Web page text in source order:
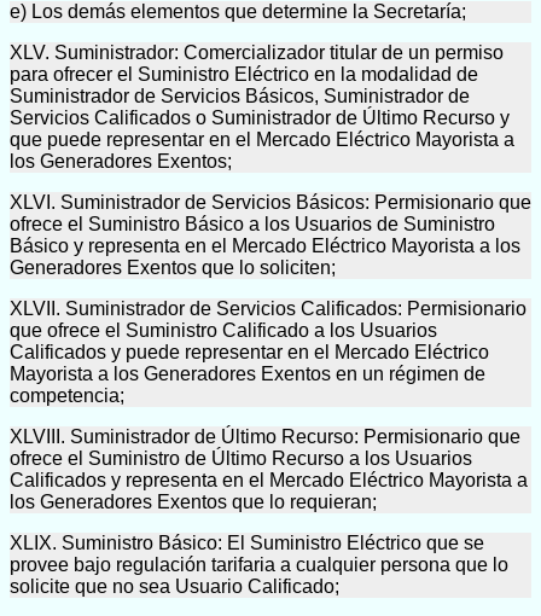
e) Los demás elementos que determine la Secretaría;
XLV. Suministrador: Comercializador titular de un permiso
para ofrecer el Suministro Eléctrico en la modalidad de
Suministrador de Servicios Básicos, Suministrador de
Servicios Calificados o Suministrador de Último Recurso y
que puede representar en el Mercado Eléctrico Mayorista a
los Generadores Exentos;
XLVI. Suministrador de Servicios Básicos: Permisionario que
ofrece el Suministro Básico a los Usuarios de Suministro
Básico y representa en el Mercado Eléctrico Mayorista a los
Generadores Exentos que lo soliciten;
XLVII. Suministrador de Servicios Calificados: Permisionario
que ofrece el Suministro Calificado a los Usuarios
Calificados y puede representar en el Mercado Eléctrico
Mayorista a los Generadores Exentos en un régimen de
competencia;
XLVIII. Suministrador de Último Recurso: Permisionario que
ofrece el Suministro de Último Recurso a los Usuarios
Calificados y representa en el Mercado Eléctrico Mayorista a
los Generadores Exentos que lo requieran;
XLIX. Suministro Básico: El Suministro Eléctrico que se
provee bajo regulación tarifaria a cualquier persona que lo
solicite que no sea Usuario Calificado;